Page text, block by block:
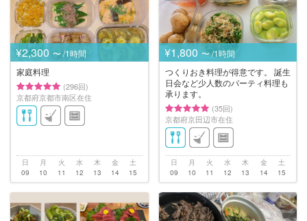
¥2,300 〜 /1時間
家庭料理
(296回)
京都府京都市南区在住
日
09
月
10
火
11
水
12
木
13
金
14
土
15
¥1,800 〜 /1時間
つくりおき料理が得意です。 誕生
日会など少人数のパーティ料理も
承ります。
(35回)
京都府京田辺市在住
日
09
月
10
火
11
水
12
木
13
金
14
土
15